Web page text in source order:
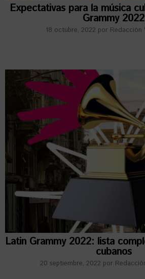
Expectativas para la música
Grammy 2022
18 octubre, 2022 por Redacción
Latin Grammy 2022: lista
cubanos
20 septiembre, 2022 por